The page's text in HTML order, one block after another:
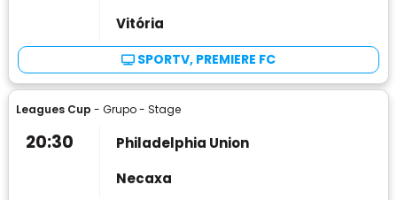
Vitória
SPORTV, PREMIERE FC
Leagues Cup - Grupo - Stage
20:30
Philadelphia Union
Necaxa